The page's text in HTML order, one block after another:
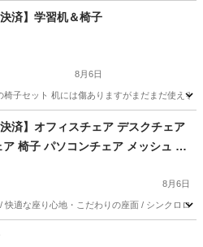
ベッド セミダブルベッドフレーム
決済】学習机＆椅子
8月6日
子セット 机には傷ありますがまだまだ使える
テーブル
決済】オフィスチェア デスクチェア
椅子 パソコンチェア メッシュ ハ
ロッキング おしゃれ テレワーク
ング コンパクト 白 イトーキ サリ
8月6日
適な座り心地・こだわりの座面 / シンクロロ